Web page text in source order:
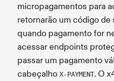
micropagamentos para
retornarão um código
quando pagamento for
acessar endpoints
passar um pagamento
cabeçalho X-PAYMENT. O